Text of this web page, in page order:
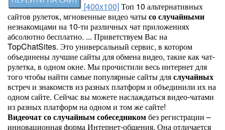
[400x100]Топ 10 альтернативных
сайтов рулеток, мгновенные видео чатысослучайными
незнакомцами на 10-ти различных чат приложениях
абсолютно бесплатно. ... Приветствуем Вас на
TopChatSites. Это универсальный сервис, в котором
объединены лучшие сайты для обмена видео, такие как чат-
рулетка, в одном окне. Мы прочистили весь интернет для
того чтобы найти самые популярные сайты дляслучайных
встреч и знакомств из разных платформ и объединили их на
одном сайте. Сейчас вы можете наслаждаться видео-чатами
из разных платформ на одном и том же сайте!
Видеочатсослучайнымсобеседникомбез регистрации –
инновационная форма Интернет-общения. Она отличается